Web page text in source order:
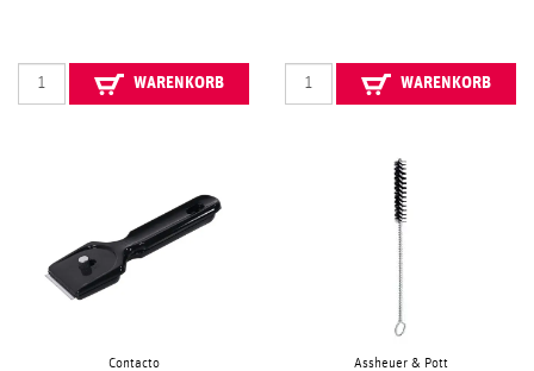
WARENKORB WARENKORB
Contacto Assheuer & Pott